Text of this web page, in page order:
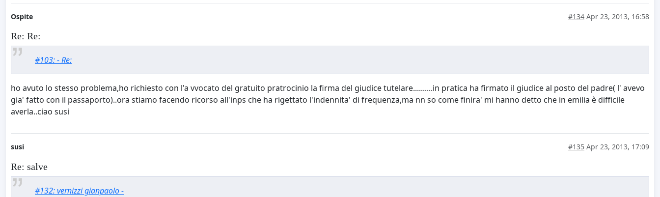
Ospite #134 Apr 23, 2013, 16:58
Re: Re:
#103: - Re:
ho avuto lo stesso problema,ho richiesto con l'a vvocato del gratuito pratrocinio la firma del giudice tutelare..........in pratica ha firmato il giudice al posto del padre( l' avevo
gia' fatto con il passaporto)..ora stiamo facendo ricorso all'inps che ha rigettato l'indennita' di frequenza,ma nn so come finira' mi hanno detto che in emilia è difficile
averla..ciao susi
susi #135 Apr 23, 2013, 17:09
Re: salve
#132: vernizzi gianpaolo -